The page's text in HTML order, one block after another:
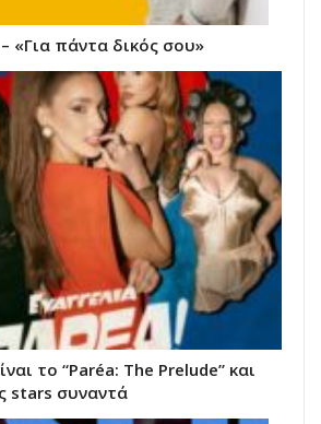
«Για πάντα δικός σου»
το “Paréa: The Prelude” και
stars συναντά